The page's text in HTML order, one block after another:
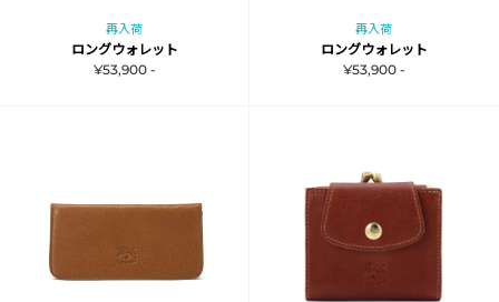
再入荷
ロングウォレット
¥53,900 -
再入荷
ロングウォレット
¥53,900 -